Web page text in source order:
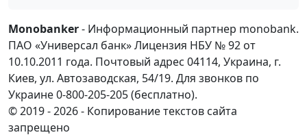
Monobanker- Информационный партнер monobank.
ПАО «Универсал банк» Лицензия НБУ № 92 от
10.10.2011 года. Почтовый адрес 04114, Украина, г.
Киев, ул. Автозаводская, 54/19. Для звонков по
Украине 0-800-205-205 (бесплатно).
© 2019 - 2026 - Копирование текстов сайта
запрещено